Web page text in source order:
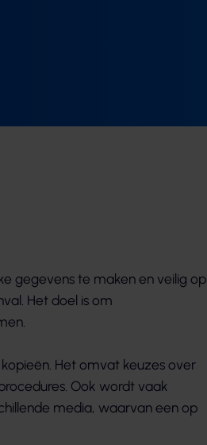
gegevens te maken en veilig op
Het doel is om
Het omvat keuzes over
Ook wordt vaak
media, waarvan een op